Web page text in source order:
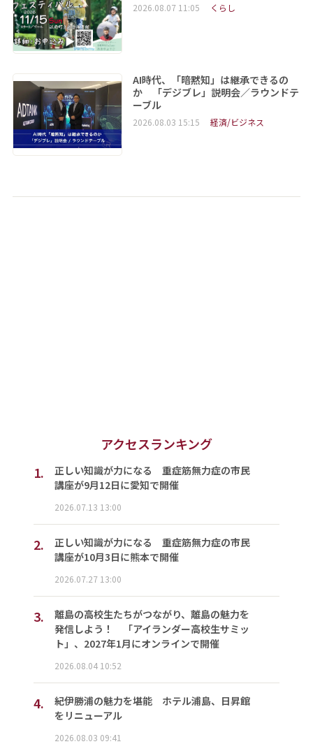
2026.08.07 11:05 くらし
AI時代、「暗黙知」は継承できるの
か 「デジブレ」説明会／ラウンドテ
ーブル
2026.08.03 15:15 経済/ビジネス
アクセスランキング
1.
正しい知識が力になる 重症筋無力症の市民
講座が9月12日に愛知で開催
2026.07.13 13:00
2.
正しい知識が力になる 重症筋無力症の市民
講座が10月3日に熊本で開催
2026.07.27 13:00
3.
離島の高校生たちがつながり、離島の魅力を
発信しよう！ 「アイランダー高校生サミッ
ト」、2027年1月にオンラインで開催
2026.08.04 10:52
4.
紀伊勝浦の魅力を堪能 ホテル浦島、日昇館
をリニューアル
2026.08.03 09:41